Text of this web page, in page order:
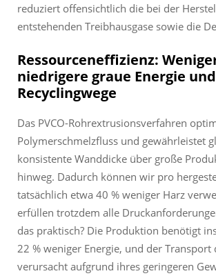
reduziert offensichtlich die bei der
entstehenden Treibhausgase sowie die
Ressourceneffizienz:
niedrigere graue Energie und
Recyclingwege
Das PVCO-Rohrextrusionsverfahren
Polymerschmelzfluss und gewährleistet
konsistente Wanddicke über große
hinweg. Dadurch können wir pro
tatsächlich etwa 40 % weniger Harz
erfüllen trotzdem alle
das praktisch? Die Produktion benötigt
22 % weniger Energie, und der Transport
verursacht aufgrund ihres geringeren